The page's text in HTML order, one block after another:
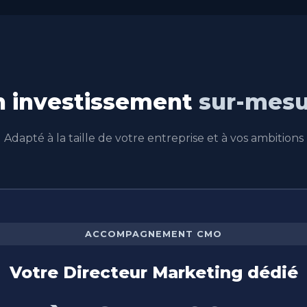
investissement sur-
Adapté à la taille de votre entreprise et à vos ambitions
ACCOMPAGNEMENT CMO
Votre Directeur Marketing dédié